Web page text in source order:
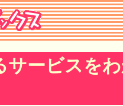
サービスを